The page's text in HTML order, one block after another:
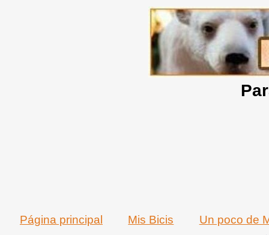
Página principal Mis Bicis Un poco de